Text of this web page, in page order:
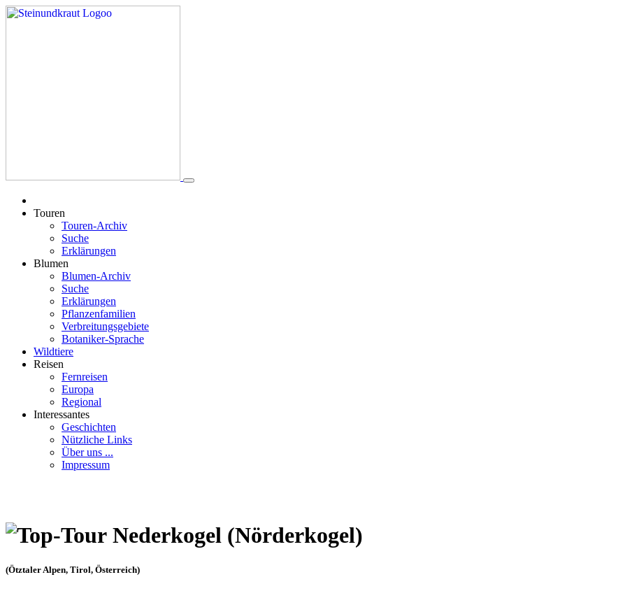
Touren
Touren-Archiv
Suche
Erklärungen
Blumen
Blumen-Archiv
Suche
Erklärungen
Pflanzenfamilien
Verbreitungsgebiete
Botaniker-Sprache
Wildtiere
Reisen
Fernreisen
Europa
Regional
Interessantes
Geschichten
Nützliche Links
Über uns ...
Impressum
Nederkogel (Nörderkogel)
(Ötztaler Alpen, Tirol, Österreich)